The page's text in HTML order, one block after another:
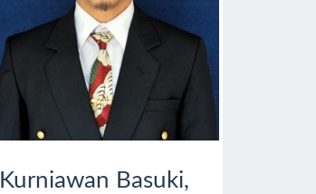
Kurniawan Basuki,